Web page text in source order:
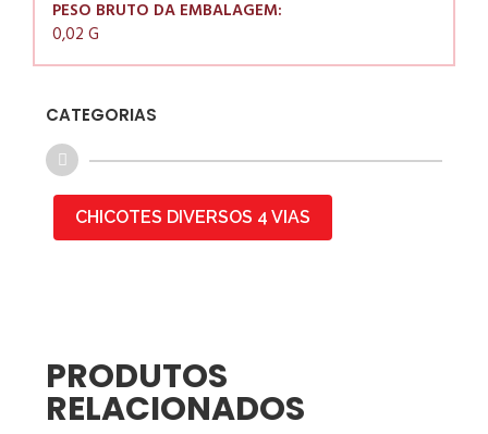
PESO BRUTO DA EMBALAGEM:
0,02 G
CATEGORIAS
CHICOTES DIVERSOS 4 VIAS
PRODUTOS
RELACIONADOS